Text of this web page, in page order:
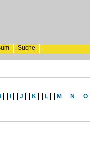
Suche
J K L M N O